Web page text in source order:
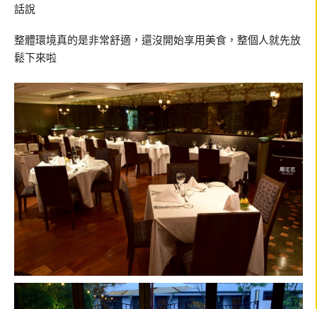
話說
整體環境真的是非常舒適，還沒開始享用美食，整個人就先放
鬆下來啦